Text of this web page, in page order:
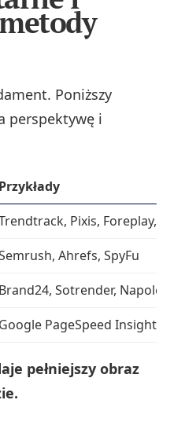
Poniższy
perspektywę i
Przykłady
Pixis, Foreplay,
Ahrefs, SpyFu
Brand24, Sotrender,
Google PageSpeed Insights,
pełniejszy obraz